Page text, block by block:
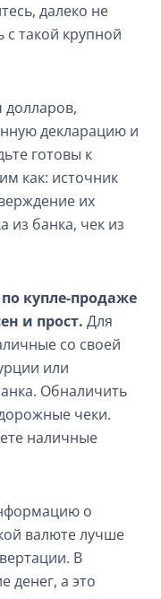
далеко не
с такой крупной
долларов,
декларацию и
готовы к
как: источник
их
из банка, чек из
купле-продаже
и прост. Для
со своей
или
Обналичить
чеки.
наличные
о
валюте лучше
В
денег, а это